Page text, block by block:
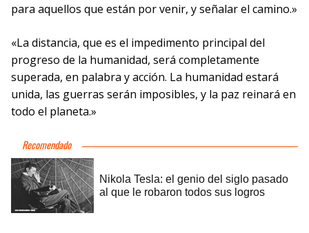
para aquellos que están por venir, y señalar el camino.»
«La distancia, que es el impedimento principal del
progreso de la humanidad, será completamente
superada, en palabra y acción. La humanidad estará
unida, las guerras serán imposibles, y la paz reinará en
todo el planeta.»